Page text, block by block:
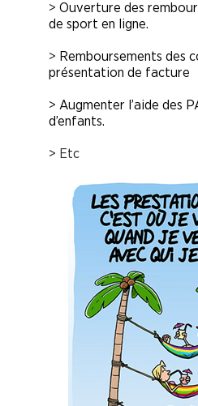
> Ouverture des
de sport en ligne.
> Remboursements des
présentation de facture
> Augmenter l’aide des
d’enfants.
> Etc